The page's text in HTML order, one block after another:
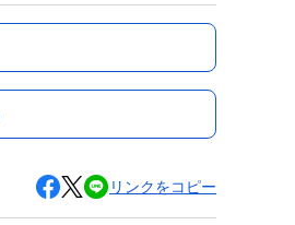
リンクをコピー